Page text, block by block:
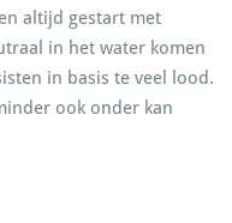
altijd gestart met
in het water komen
in basis te veel lood.
ook onder kan